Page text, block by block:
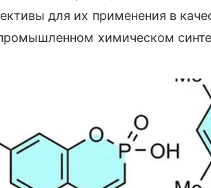
для их применения в
химическом